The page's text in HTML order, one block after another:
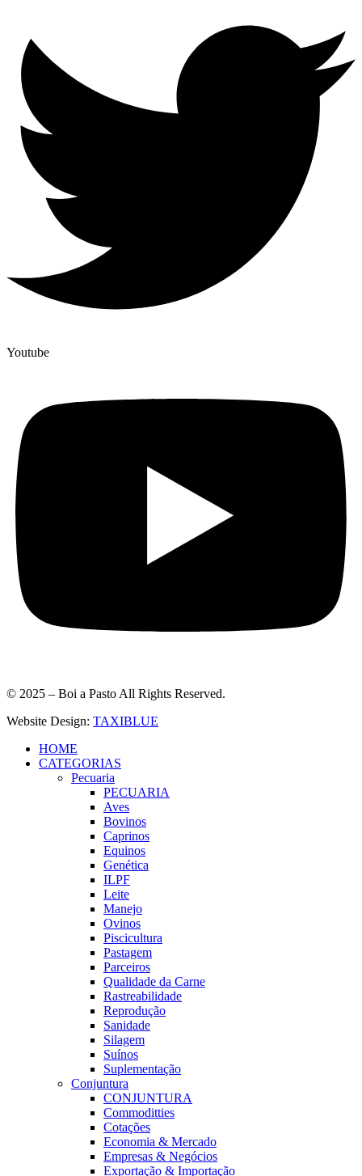
Youtube
© 2025 – Boi a Pasto All Rights Reserved.
Website Design: TAXIBLUE
HOME
CATEGORIAS
Pecuaria
PECUARIA
Aves
Bovinos
Caprinos
Equinos
Genética
ILPF
Leite
Manejo
Ovinos
Piscicultura
Pastagem
Parceiros
Qualidade da Carne
Rastreabilidade
Reprodução
Sanidade
Silagem
Suínos
Suplementação
Conjuntura
CONJUNTURA
Commoditties
Cotações
Economia & Mercado
Empresas & Negócios
Exportação & Importação